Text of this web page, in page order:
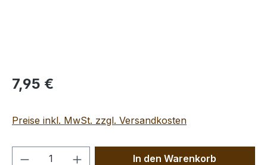
Regulärer Preis:
7,95 €
Preise inkl. MwSt. zzgl. Versandkosten
Produkt Anzahl: Gib denIn den Warenkorb